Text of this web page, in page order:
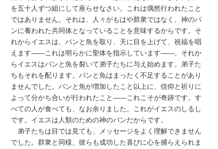
を五十人ずつ組にして座らせなさい。これは偶然行われたこと
ではありません。それは、人々がもはや群衆ではなく、神のパ
ンに養われた共同体となっていることを意味するからです。そ
れからイエスは、パンと魚を取り、天に目を上げて、祝福を唱
えます――これは明らかに聖体を指示しています――。それか
らイエスはパンと魚を裂いて弟子たちに与え始めます。弟子た
ちもそれを配ります。パンと魚はまったく不足することがあり
ませんでした。パンと魚が増加したこと以上に、信仰と祈りに
よって分かち合いが行われたこと――これこそが奇跡です。す
べての人が食べても、なお余りました。これがイエスのしるし
です。イエスは人類のための神のパンだからです。
弟子たちは目では見ても、メッセージをよく理解できません
でした。群衆と同様、彼らも成功した喜びに心を捕らえられま